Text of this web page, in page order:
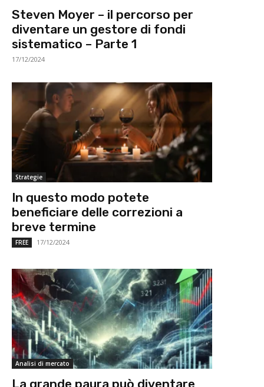
Steven Moyer – il percorso per
diventare un gestore di fondi
sistematico – Parte 1
17/12/2024
Strategie
In questo modo potete
beneficiare delle correzioni a
breve termine
FREE 17/12/2024
Analisi di mercato
La grande paura può diventare